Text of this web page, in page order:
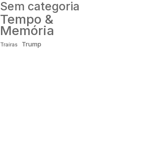
Sem categoria
Tempo &
Memória
Traíras Trump